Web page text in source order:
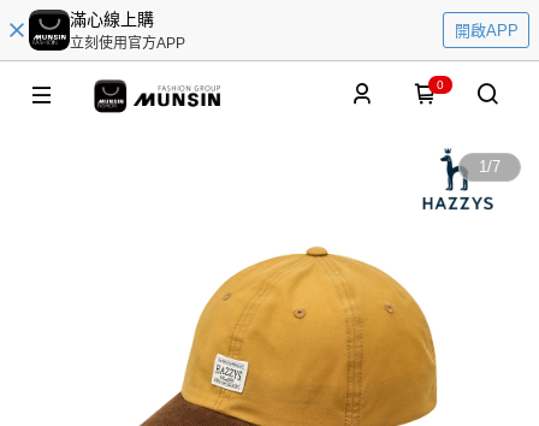
滿心線上購
立刻使用官方APP
開啟APP
0
1/7